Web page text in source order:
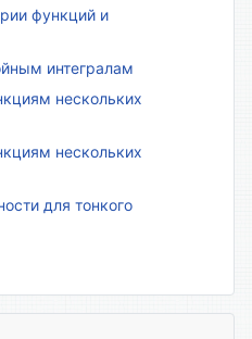
функций и
интегралам
нескольких
нескольких
для тонкого